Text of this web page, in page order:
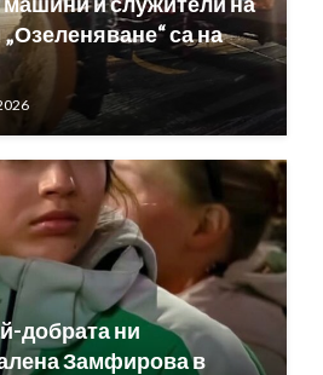
са на
добрата ни
Замфирова в